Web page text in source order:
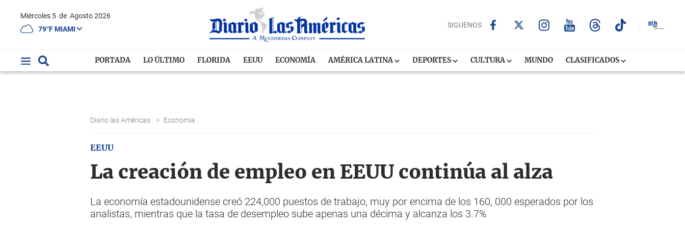
Miércoles 5 de Agosto 2026
79°F MIAMI
SIGUENOS
PORTADA LO ÚLTIMO FLORIDA EEUU ECONOMÍA AMÉRICA LATINA DEPORTES CULTURA MUNDO CLASIFICADOS
Diario las Américas > Economía
EEUU
La creación de empleo en EEUU continúa al alza
La economía estadounidense creó 224,000 puestos de trabajo, muy por encima de los 160, 000 esperados por los
analistas, mientras que la tasa de desempleo sube apenas una décima y alcanza los 3.7%